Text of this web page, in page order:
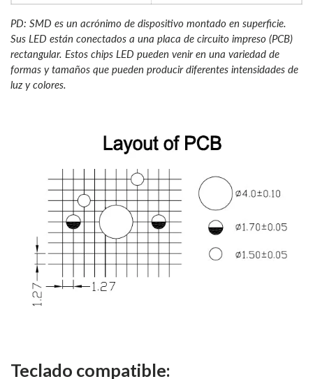
PD: SMD es un acrónimo de dispositivo montado en superficie.
Sus LED están conectados a una placa de circuito impreso (PCB)
rectangular. Estos chips LED pueden venir en una variedad de
formas y tamaños que pueden producir diferentes intensidades de
luz y colores.
Teclado compatible: